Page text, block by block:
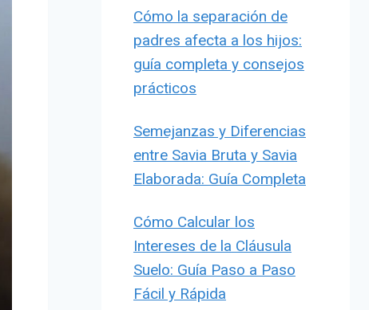
Cómo la separación de
padres afecta a los hijos:
guía completa y consejos
prácticos
Semejanzas y Diferencias
entre Savia Bruta y Savia
Elaborada: Guía Completa
Cómo Calcular los
Intereses de la Cláusula
Suelo: Guía Paso a Paso
Fácil y Rápida